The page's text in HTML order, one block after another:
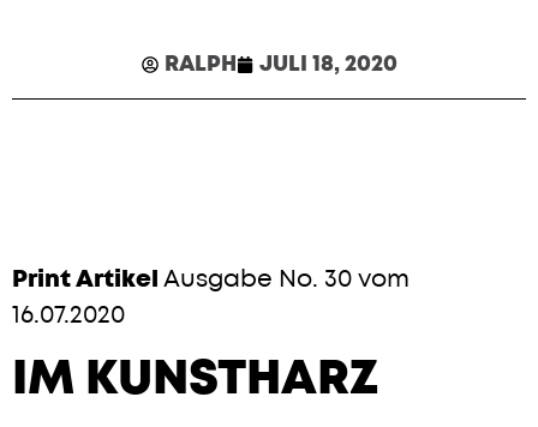
RALPH JULI 18, 2020
Print ArtikelAusgabe No. 30 vom
16.07.2020
IM KUNSTHARZ